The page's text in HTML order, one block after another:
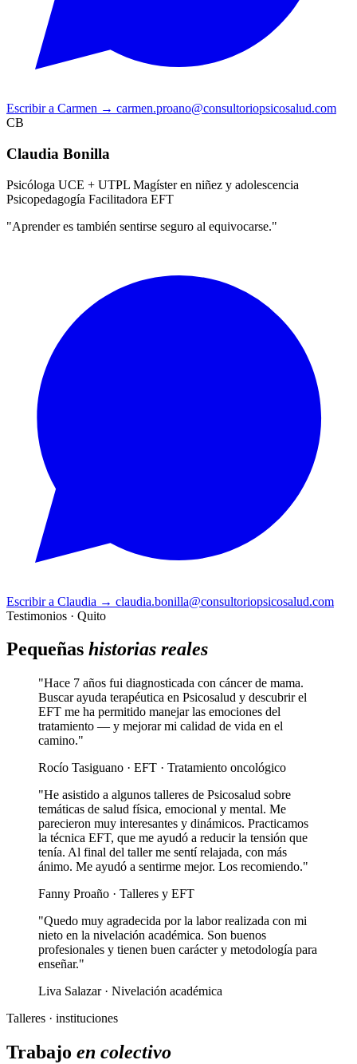
Escribir a Carmen → carmen.proano@consultoriopsicosalud.com
CB
Claudia Bonilla
Psicóloga UCE + UTPL Magíster en niñez y adolescencia
Psicopedagogía Facilitadora EFT
"Aprender es también sentirse seguro al equivocarse."
Escribir a Claudia → claudia.bonilla@consultoriopsicosalud.com
Testimonios · Quito
Pequeñas historias reales
"Hace 7 años fui diagnosticada con cáncer de mama.
Buscar ayuda terapéutica en Psicosalud y descubrir el
EFT me ha permitido manejar las emociones del
tratamiento — y mejorar mi calidad de vida en el
camino."
Rocío Tasiguano · EFT · Tratamiento oncológico
"He asistido a algunos talleres de Psicosalud sobre
temáticas de salud física, emocional y mental. Me
parecieron muy interesantes y dinámicos. Practicamos
la técnica EFT, que me ayudó a reducir la tensión que
tenía. Al final del taller me sentí relajada, con más
ánimo. Me ayudó a sentirme mejor. Los recomiendo."
Fanny Proaño · Talleres y EFT
"Quedo muy agradecida por la labor realizada con mi
nieto en la nivelación académica. Son buenos
profesionales y tienen buen carácter y metodología para
enseñar."
Liva Salazar · Nivelación académica
Talleres · instituciones
Trabajo en colectivo